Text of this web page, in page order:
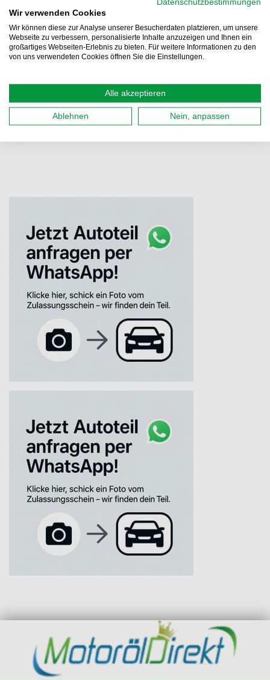
Inkl. 20% MwSt.
,KOSTENLOSER Versand ab 49,00 €
Lieferung 10.08.2026 - 11.08.2026
Abholung
Filiale auswählen
Kaufen
Wir verwenden Cookies
Wir können diese zur Analyse unserer Besucherdaten platzieren, um unsere
Webseite zu verbessern, personalisierte Inhalte anzuzeigen und Ihnen ein
großartiges Webseiten-Erlebnis zu bieten. Für weitere Informationen zu den
von uns verwendeten Cookies öffnen Sie die Einstellungen.
Alle akzeptieren
Ablehnen Nein, anpassen